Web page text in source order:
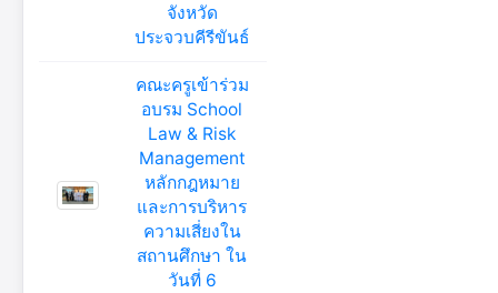
จังหวัด
ประจวบคีรีขันธ์
คณะครูเข้าร่วม
อบรม School
Law & Risk
Management
หลักกฎหมาย
และการบริหาร
ความเสี่ยงใน
สถานศึกษา ใน
วันที่ 6